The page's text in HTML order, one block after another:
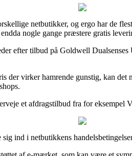
netbutikker, og ergo har de
nogle gange præstere gratis
efter tilbud på Goldwell
der virker hamrende gunstig, kan
et afdragstilbud fra for eksempel
ind i netbutikkens